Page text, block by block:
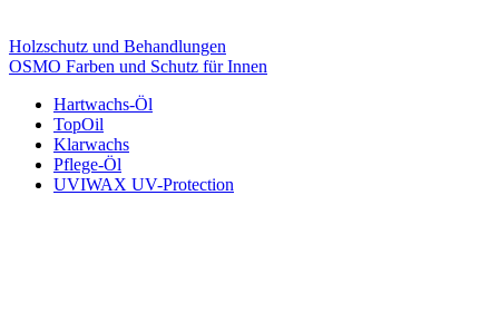
Holzschutz und Behandlungen
OSMO Farben und Schutz für Innen
Hartwachs-Öl
TopOil
Klarwachs
Pflege-Öl
UVIWAX UV-Protection